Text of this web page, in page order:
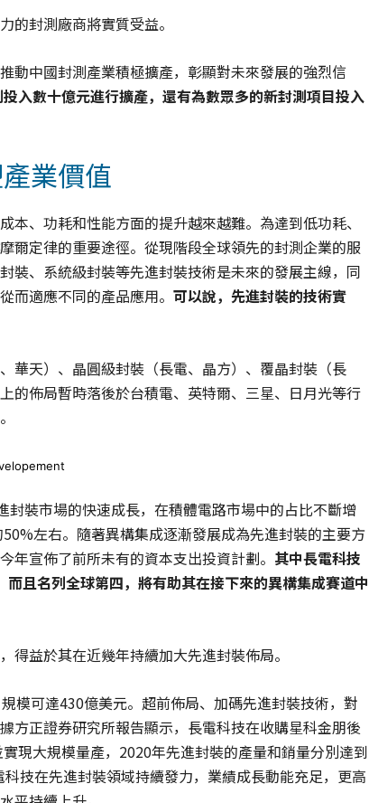
的封測廠商將實質受益。
動中國封測產業積極擴產，彰顯對未來發展的強烈信
入數十億元進行擴產，還有為數眾多的新封測項目投入
業價值
、功耗和性能方面的提升越來越難。為達到低功耗、
爾定律的重要途徑。從現階段全球領先的封測企業的服
裝、系統級封裝等先進封裝技術是未來的發展主線，同
而適應不同的產品應用。 可以說，先進封裝的技術實
華天）、晶圓級封裝（長電、晶方）、覆晶封裝（長
的佈局暫時落後於台積電、英特爾、三星、日月光等行
裝市場的快速成長，在積體電路市場中的占比不斷增
左右。隨著異構集成逐漸發展成為先進封裝的主要方
宣佈了前所未有的資本支出投資計劃。 其中長電科技
且名列全球第四，將有助其在接下來的異構集成賽道中
益於其在近幾年持續加大先進封裝佈局。
模可達430億美元。超前佈局、加碼先進封裝技術，對
方正證券研究所報告顯示，長電科技在收購星科金朋後
現大規模量產，2020年先進封裝的產量和銷量分別達到
技在先進封裝領域持續發力，業績成長動能充足，更高